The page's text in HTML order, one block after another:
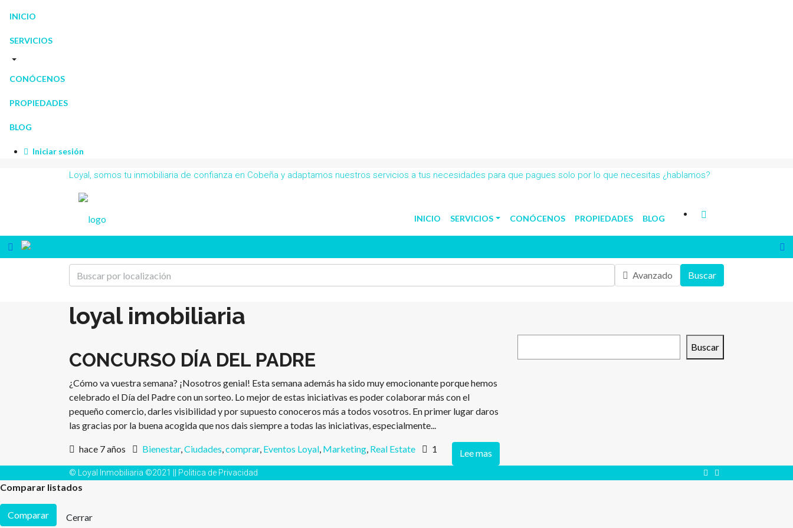
INICIO
SERVICIOS
CONÓCENOS
PROPIEDADES
BLOG
Iniciar sesión
Loyal, somos tu inmobiliaria de confianza en Cobeña y adaptamos nuestros servicios a tus necesidades para que pagues solo por lo que necesitas ¿hablamos?
INICIO SERVICIOS CONÓCENOS PROPIEDADES BLOG
Avanzado Buscar
loyal imobiliaria
CONCURSO DÍA DEL PADRE
¿Cómo va vuestra semana? ¡Nosotros genial! Esta semana además ha sido muy emocionante porque hemos
celebrado el Día del Padre con un sorteo. Lo mejor de estas iniciativas es poder colaborar más con el
pequeño comercio, darles visibilidad y por supuesto conoceros más a todos vosotros. En primer lugar daros
las gracias por la buena acogida que nos dais siempre a todas las iniciativas, especialmente...
hace 7 años Bienestar,Ciudades,comprar, Eventos Loyal, Marketing, Real Estate 1 Lee mas
Buscar
© Loyal Inmobiliaria ©2021 || Politica de Privacidad
Comparar listados
Comparar Cerrar